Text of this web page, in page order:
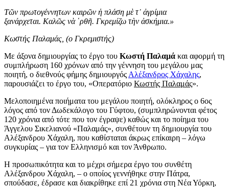
Τῶν πρωτογέννητων καιρῶν ἡ πλάση μὲ τ᾿ ἀγρίμια
ξανάρχεται. Καλῶς νὰ ῾ρθῆ. Γκρεμίζω τὴν ἀσκήμια.»
Κωστής Παλαμάς, (ο Γκρεμιστής)
Με άξονα δημιουργίας το έργο του Κωστή Παλαμά και αφορμή τη
συμπλήρωση 160 χρόνων από την γέννηση του μεγάλου μας
ποιητή, ο διεθνούς φήμης δημιουργός Αλέξανδρος Χάχαλης,
παρουσιάζει το έργο του, «Οπερατόριο Κωστής Παλαμάς».
Μελοποιημένα ποιήματα του μεγάλου ποιητή, ολόκληρος ο 6ος
λόγος από τον Δωδεκάλογο του Γύφτου, (συμπληρώνονται φέτος
120 χρόνια από τότε που τον έγραψε) καθώς και το ποίημα του
Άγγελου Σικελιανού «Παλαμάς», συνθέτουν τη δημιουργία του
Αλέξανδρου Χάχαλη, που καθίσταται άκρως επίκαιρη – λόγω
συγκυρίας – για τον Ελληνισμό και τον Άνθρωπο.
Η προσωπικότητα και το μέχρι σήμερα έργο του συνθέτη
Αλέξανδρου Χάχαλη, – ο οποίος γεννήθηκε στην Πάτρα,
σπούδασε, έδρασε και διακρίθηκε επί 21 χρόνια στη Νέα Υόρκη,